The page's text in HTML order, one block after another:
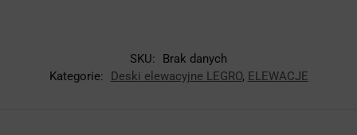
SKU:
Brak danych
Kategorie:
Deski elewacyjne LEGRO, ELEWACJE